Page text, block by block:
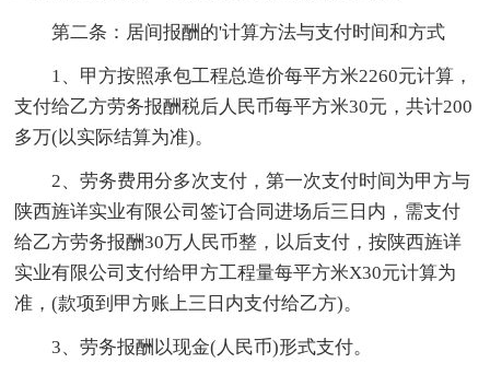
第二条：居间报酬的'计算方法与支付时间和方式
1、甲方按照承包工程总造价每平方米2260元计算，
支付给乙方劳务报酬税后人民币每平方米30元，共计200
多万(以实际结算为准)。
2、劳务费用分多次支付，第一次支付时间为甲方与
陕西旌详实业有限公司签订合同进场后三日内，需支付
给乙方劳务报酬30万人民币整，以后支付，按陕西旌详
实业有限公司支付给甲方工程量每平方米X30元计算为
准，(款项到甲方账上三日内支付给乙方)。
3、劳务报酬以现金(人民币)形式支付。